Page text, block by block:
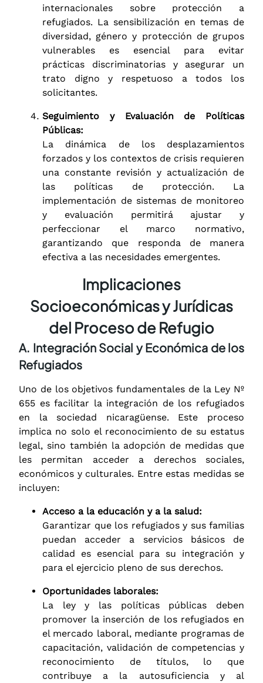
internacionales sobre protección a
refugiados. La sensibilización en temas de
diversidad, género y protección de grupos
vulnerables es esencial para evitar
prácticas discriminatorias y asegurar un
trato digno y respetuoso a todos los
solicitantes.
Seguimiento y Evaluación de Políticas
Públicas:
La dinámica de los desplazamientos
forzados y los contextos de crisis requieren
una constante revisión y actualización de
las políticas de protección. La
implementación de sistemas de monitoreo
y evaluación permitirá ajustar y
perfeccionar el marco normativo,
garantizando que responda de manera
efectiva a las necesidades emergentes.
Implicaciones
Socioeconómicas y Jurídicas
del Proceso de Refugio
A. Integración Social y Económica de los
Refugiados
Uno de los objetivos fundamentales de la Ley Nº
655 es facilitar la integración de los refugiados
en la sociedad nicaragüense. Este proceso
implica no solo el reconocimiento de su estatus
legal, sino también la adopción de medidas que
les permitan acceder a derechos sociales,
económicos y culturales. Entre estas medidas se
incluyen:
Acceso a la educación y a la salud:
Garantizar que los refugiados y sus familias
puedan acceder a servicios básicos de
calidad es esencial para su integración y
para el ejercicio pleno de sus derechos.
Oportunidades laborales:
La ley y las políticas públicas deben
promover la inserción de los refugiados en
el mercado laboral, mediante programas de
capacitación, validación de competencias y
reconocimiento de títulos, lo que
contribuye a la autosuficiencia y al